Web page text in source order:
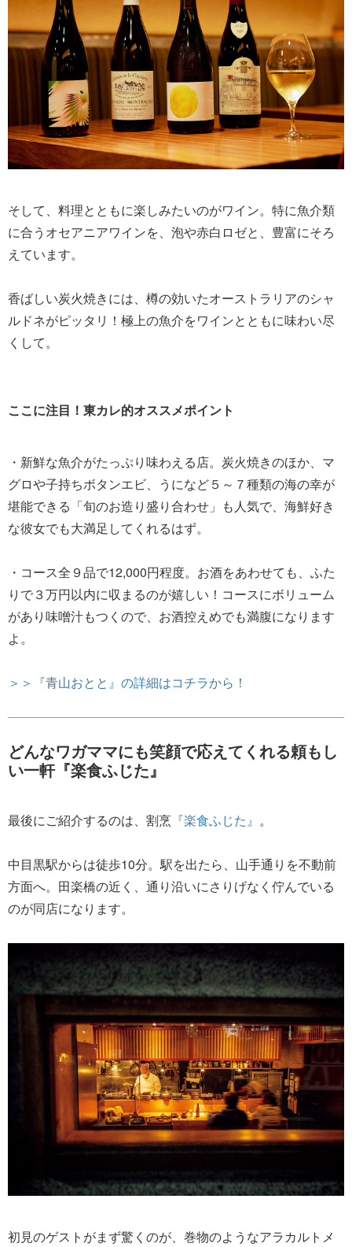
そして、料理とともに楽しみたいのがワイン。特に魚介類
に合うオセアニアワインを、泡や赤白ロゼと、豊富にそろ
えています。
香ばしい炭火焼きには、樽の効いたオーストラリアのシャ
ルドネがピッタリ！極上の魚介をワインとともに味わい尽
くして。
ここに注目！東カレ的オススメポイント
・新鮮な魚介がたっぷり味わえる店。炭火焼きのほか、マ
グロや子持ちボタンエビ、うになど５～７種類の海の幸が
堪能できる「旬のお造り盛り合わせ」も人気で、海鮮好き
な彼女でも大満足してくれるはず。
・コース全９品で12,000円程度。お酒をあわせても、ふた
りで３万円以内に収まるのが嬉しい！コースにボリューム
があり味噌汁もつくので、お酒控えめでも満腹になります
よ。
＞＞『青山おとと』の詳細はコチラから！
どんなワガママにも笑顔で応えてくれる頼もし
い一軒『楽食ふじた』
最後にご紹介するのは、割烹 『楽食ふじた』 。
中目黒駅からは徒歩10分。駅を出たら、山手通りを不動前
方面へ。田楽橋の近く、通り沿いにさりげなく佇んでいる
のが同店になります。
初見のゲストがまず驚くのが、巻物のようなアラカルトメ